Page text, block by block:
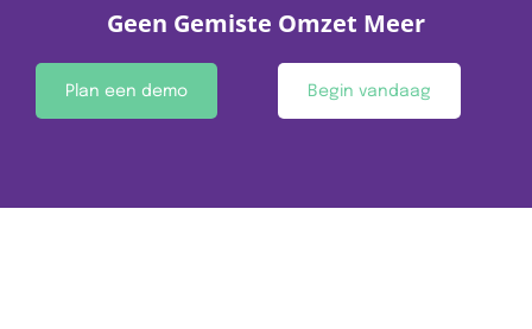
Geen Gemiste Omzet Meer
Plan een demo Begin vandaag